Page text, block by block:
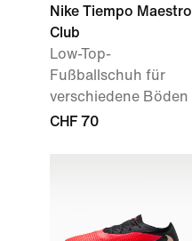
Nike Tiempo Maestro
Club
Low-Top-
Fußballschuh für
verschiedene Böden
CHF 70